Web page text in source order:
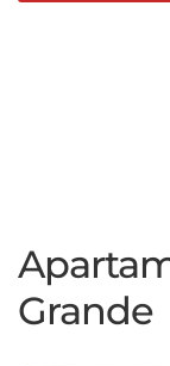
Grande